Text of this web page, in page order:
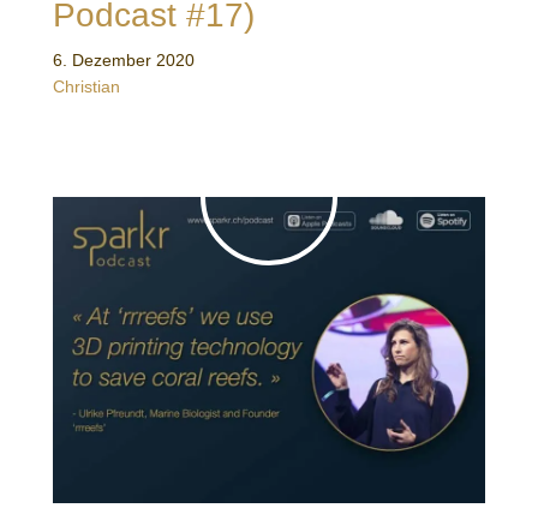
Podcast #17)
6. Dezember 2020
Christian